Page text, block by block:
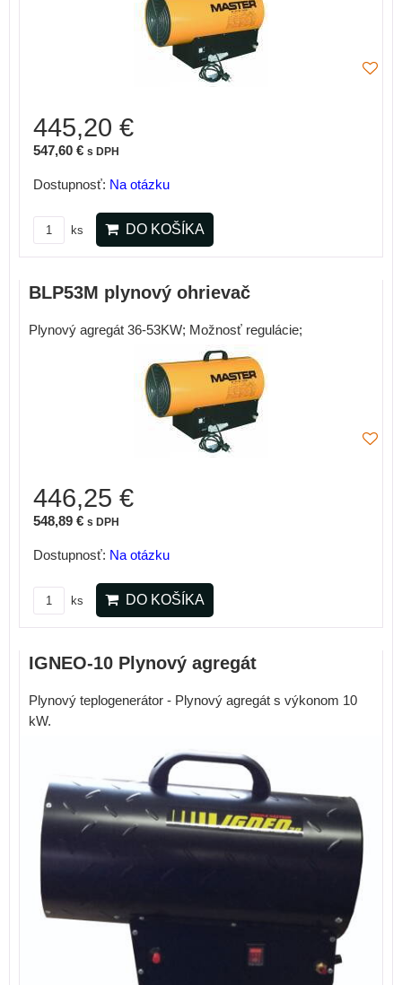
445,20 €
547,60 € s DPH
Dostupnosť: Na otázku
ks DO KOŠÍKA
BLP53M plynový ohrievač
Plynový agregát 36-53KW; Možnosť regulácie;
446,25 €
548,89 € s DPH
Dostupnosť: Na otázku
ks DO KOŠÍKA
IGNEO-10 Plynový agregát
Plynový teplogenerátor - Plynový agregát s výkonom 10
kW.